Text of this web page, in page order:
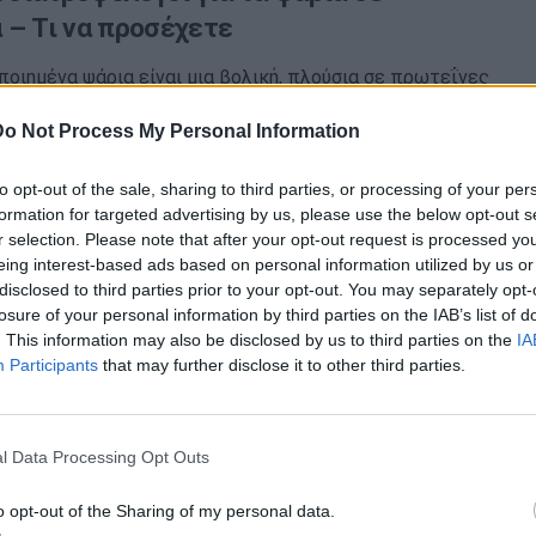
Not Process My Personal Information
opt-out of the sale, sharing to third parties, or processing of your
for targeted advertising by us, please use the below opt-out
selection. Please note that after your opt-out request is processed
interest-based ads based on personal information utilized by us
to third parties prior to your opt-out. You may separately
of your personal information by third parties on the IAB’s list of
This information may also be disclosed by us to third parties on the
Participants that may further disclose it to other third parties.
Data Processing Opt Outs
opt-out of the Sharing of my personal data.
Τι να προσέχετε
ψάρια είναι μια βολική, πλούσια σε πρωτεΐνες
κατά πλάκας: Τι περιλαμβάνει η
που επιβραδύνει τα συμπτώματα
πλάκας εμφανίζεται όταν το ανοσοποιητικό
επιτίθεται στη μυελίνη, το προστατευτικό
εγκυμοσύνη και κίνδυνος αρθρίτιδας: